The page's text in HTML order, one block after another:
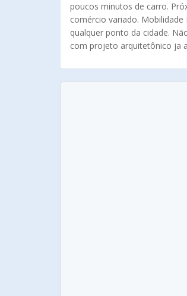
poucos minutos de carro.
comércio variado.
qualquer ponto da cidade.
com projeto arquitetônico ja